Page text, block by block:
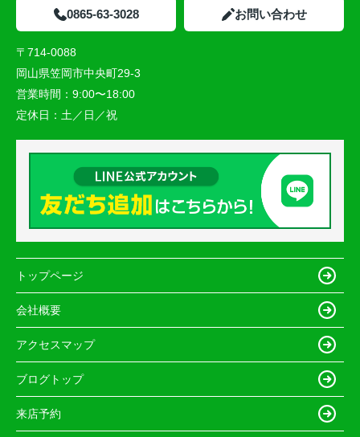
0865-63-3028 お問い合わせ
〒714-0088
岡山県笠岡市中央町29-3
営業時間： 9:00〜18:00
定休日： 土／日／祝
トップページ
会社概要
アクセスマップ
ブログトップ
来店予約